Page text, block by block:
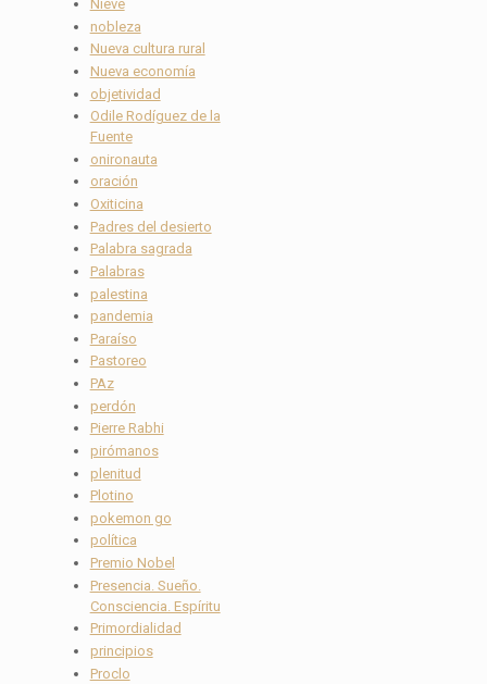
Nieve
nobleza
Nueva cultura rural
Nueva economía
objetividad
Odile Rodíguez de la
Fuente
onironauta
oración
Oxiticina
Padres del desierto
Palabra sagrada
Palabras
palestina
pandemia
Paraíso
Pastoreo
PAz
perdón
Pierre Rabhi
pirómanos
plenitud
Plotino
pokemon go
política
Premio Nobel
Presencia. Sueño.
Consciencia. Espíritu
Primordialidad
principios
Proclo